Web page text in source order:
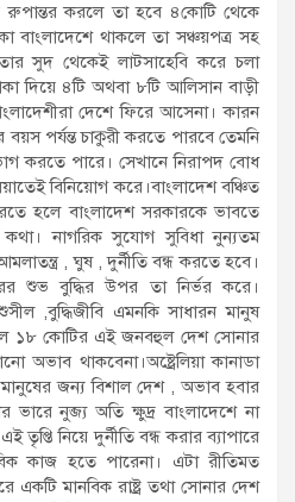
করলে তা হবে ৪কোটি থেকে
বাংলাদেশে থাকলে তা সঞ্চয়পত্র সহ
সুদ থেকেই লাটসাহেবি করে চলা
দিয়ে ৪টি অথবা ৮টি আলিসান বাড়ী
দেশে ফিরে আসেনা। কারন
পর্যন্ত চাকুরী করতে পারবে তেমনি
করতে পারে। সেখানে নিরাপদ বোধ
বিনিয়োগ করে।বাংলাদেশ বঞ্চিত
হলে বাংলাদেশ সরকারকে ভাবতে
কথা। নাগরিক সুযোগ সুবিধা নুন্যতম
, ঘুষ , দুর্নীতি বন্ধ করতে হবে।
শুভ বুদ্ধির উপর তা নির্ভর করে।
,বুদ্ধিজীবি এমনকি সাধারন মানুষ
১৮ কোটির এই জনবহুল দেশ সোনার
অভাব থাকবেনা।অষ্ট্রেলিয়া কানাডা
জন্য বিশাল দেশ , অভাব হবার
নুব্জ্য অতি ক্ষুদ্র বাংলাদেশে না
তৃপ্তি নিয়ে দুর্নীতি বন্ধ করার ব্যাপারে
কাজ হতে পারেনা। এটা রীতিমত
একটি মানবিক রাষ্ট্র তথা সোনার দেশ